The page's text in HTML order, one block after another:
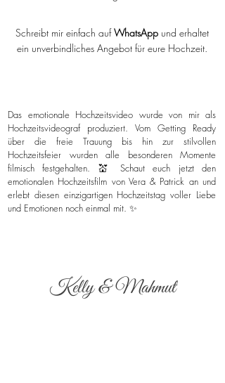
Schreibt mir einfach aufWhatsAppund erhaltet
ein unverbindliches Angebot für eure Hochzeit.
Das emotionale Hochzeitsvideo wurde von mir als
Hochzeitsvideograf produziert. Vom Getting Ready
über die freie Trauung bis hin zur stilvollen
Hochzeitsfeier wurden alle besonderen Momente
filmisch festgehalten. 💒 Schaut euch jetzt den
emotionalen Hochzeitsfilm von Vera & Patrick an und
erlebt diesen einzigartigen Hochzeitstag voller Liebe
und Emotionen noch einmal mit. ✨
Kelly & Mahmut